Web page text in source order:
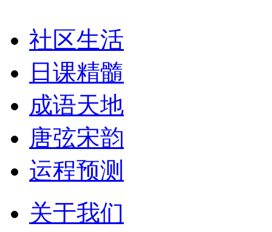
社区生活
日课精髓
成语天地
唐弦宋韵
运程预测
关于我们